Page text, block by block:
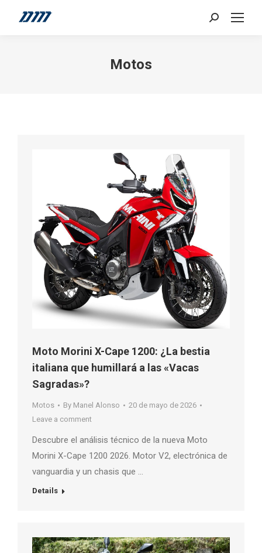
Search:
Motos
Moto Morini X-Cape 1200: ¿La bestia
italiana que humillará a las «Vacas
Sagradas»?
Motos By Manel Alonso
20 de mayo de 2026
Leave a comment
Descubre el análisis técnico de la nueva Moto
Morini X-Cape 1200 2026. Motor V2, electrónica de
vanguardia y un chasis que …
Details